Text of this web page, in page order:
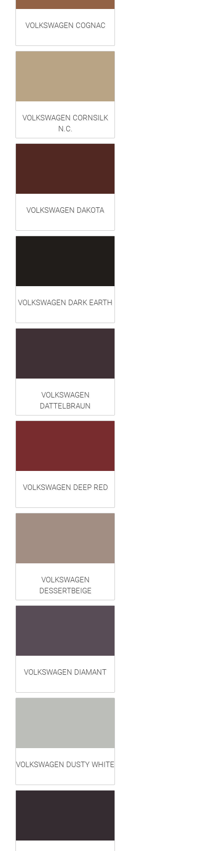
VOLKSWAGEN COGNAC
VOLKSWAGEN CORNSILK
N.C.
VOLKSWAGEN DAKOTA
VOLKSWAGEN DARK EARTH
VOLKSWAGEN
DATTELBRAUN
VOLKSWAGEN DEEP RED
VOLKSWAGEN
DESSERTBEIGE
VOLKSWAGEN DIAMANT
VOLKSWAGEN DUSTY WHITE